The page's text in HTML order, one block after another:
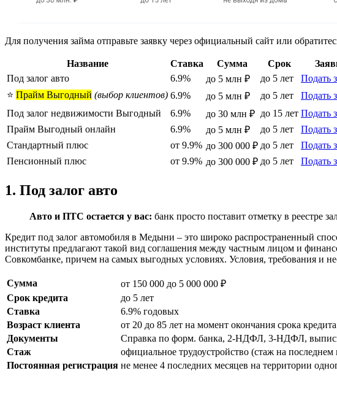
Для получения займа отправьте заявку через официальный сайт или
Название Ставка Сумма Срок
Под залог авто
6.9% до 5 млн ₽ до 5 лет
Подать
⭐ Прайм Выгодный (выбор клиентов) 6.9% до 5 млн ₽ до 5 лет
Подать
Под залог недвижимости Выгодный
6.9% до 30 млн ₽ до 15 лет Подать
Прайм Выгодный онлайн
6.9% до 5 млн ₽ до 5 лет
Подать
Стандартный плюс
от 9.9% до 300 000 ₽ до 5 лет
Подать
Пенсионный плюс
от 9.9% до 300 000 ₽ до 5 лет Подать
1. Под залог авто
Авто и ПТС остается у вас: банк просто поставит отметку в реестре
Кредит под залог автомобиля в Медыни – это широко распространенный
институты предлагают такой вид соглашения между частным лицом и
Совкомбанке, причем на самых выгодных условиях. Условия, требования и
Сумма
от 150 000 до 5 000 000 ₽
Срок кредита
до 5 лет
Ставка
6.9% годовых
Возраст клиента
от 20 до 85 лет на момент окончания срока кредита
Документы
Справка по форм. банка, 2-НДФЛ, 3-НДФЛ,
Стаж
официальное трудоустройство (стаж на
Постоянная регистрация не менее 4 последних месяцев на территории